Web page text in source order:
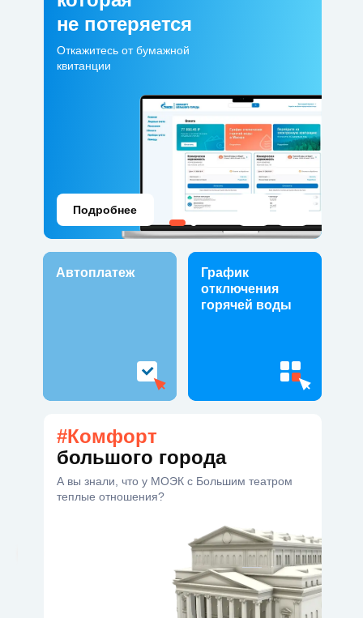
#Комфорт
большого города
А вы знали, что у МОЭК с Большим театром
теплые отношения?
Автоплатеж
График
отключения
горячей воды
не потеряется
Откажитесь от бумажной
квитанции
Подробнее